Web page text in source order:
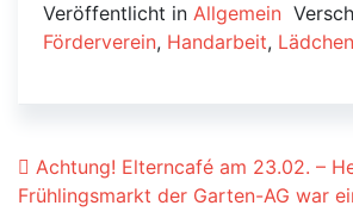
Veröffentlicht in Allgemein
Förderverein, Handarbeit, Lädchen
Beitrags-Navigation
Achtung! Elterncafé am 23.02. –
Frühlingsmarkt der Garten-AG war